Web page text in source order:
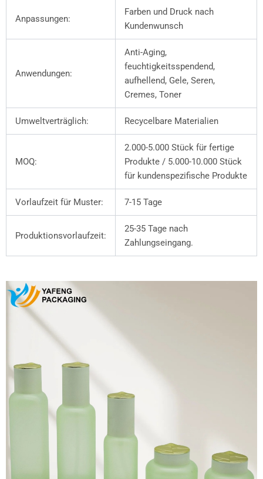
Anpassungen:
Farben und Druck nach
Kundenwunsch
Anwendungen:
Anti-Aging,
feuchtigkeitsspendend,
aufhellend, Gele, Seren,
Cremes, Toner
Umweltverträglich: Recycelbare Materialien
MOQ:
2.000-5.000 Stück für fertige
Produkte / 5.000-10.000 Stück
für kundenspezifische Produkte
Vorlaufzeit für Muster: 7-15 Tage
Produktionsvorlaufzeit:
25-35 Tage nach
Zahlungseingang.